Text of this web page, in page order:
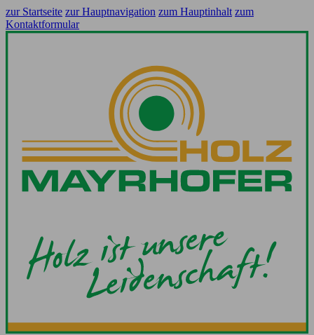
zur Startseite zur Hauptnavigation zum Hauptinhalt zum
Kontaktformular